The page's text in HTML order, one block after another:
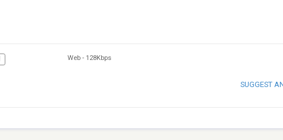
Web - 128Kbps
SUGGEST